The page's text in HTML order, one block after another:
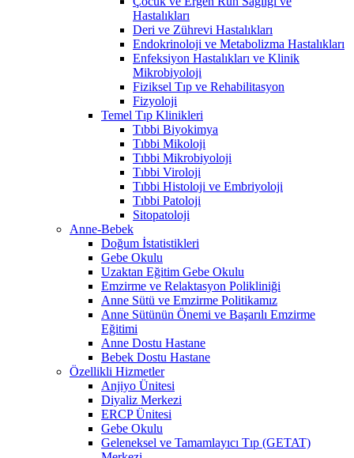
Hastalıkları
Deri ve Zührevi Hastalıkları
Endokrinoloji ve Metabolizma Hastalıkları
Enfeksiyon Hastalıkları ve Klinik
Mikrobiyoloji
Fiziksel Tıp ve Rehabilitasyon
Fizyoloji
Temel Tıp Klinikleri
Tıbbi Biyokimya
Tıbbi Mikoloji
Tıbbi Mikrobiyoloji
Tıbbi Viroloji
Tıbbi Histoloji ve Embriyoloji
Tıbbi Patoloji
Sitopatoloji
Anne-Bebek
Doğum İstatistikleri
Gebe Okulu
Uzaktan Eğitim Gebe Okulu
Emzirme ve Relaktasyon Polikliniği
Anne Sütü ve Emzirme Politikamız
Anne Sütünün Önemi ve Başarılı Emzirme
Eğitimi
Anne Dostu Hastane
Bebek Dostu Hastane
Özellikli Hizmetler
Anjiyo Ünitesi
Diyaliz Merkezi
ERCP Ünitesi
Gebe Okulu
Geleneksel ve Tamamlayıcı Tıp (GETAT)